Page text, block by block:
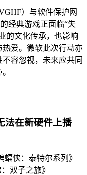
）与软件保护网
经典游戏正面临“失
的文化传承，也影响
爱。微软此次行动亦
容忽视，未来应共同
法在新硬件上播
侠：泰特尔系列》
：双子之旅》